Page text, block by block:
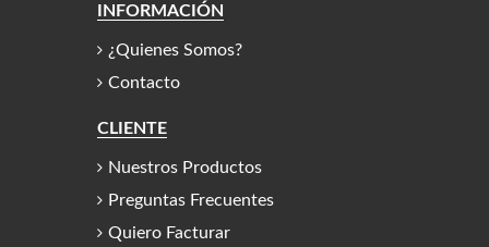
INFORMACIÓN
¿Quienes Somos?
Contacto
CLIENTE
Nuestros Productos
Preguntas Frecuentes
Quiero Facturar